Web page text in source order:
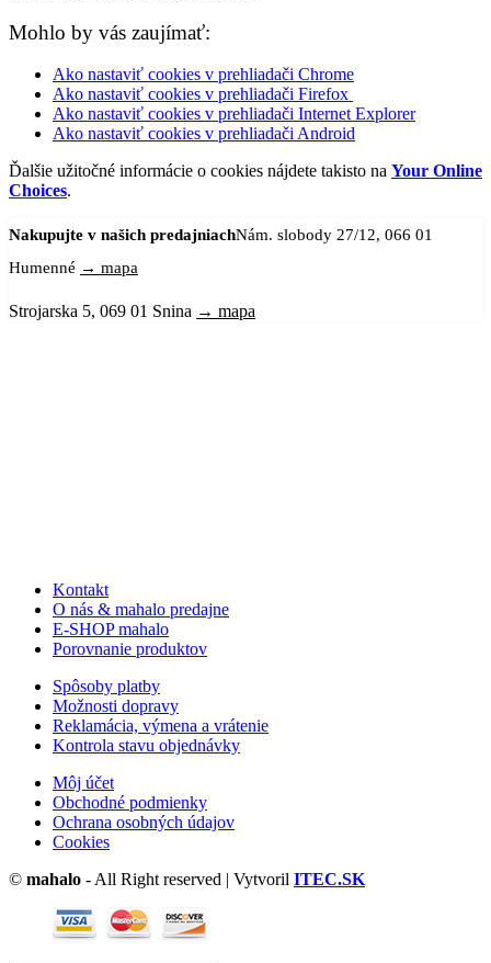
Mohlo by vás zaujímať:
Ako nastaviť cookies v prehliadači Chrome
Ako nastaviť cookies v prehliadači Firefox
Ako nastaviť cookies v prehliadači Internet Explorer
Ako nastaviť cookies v prehliadači Android
Ďalšie užitočné informácie o cookies nájdete takisto na Your Online
Choices.
Nakupujte v našich predajniachNám. slobody 27/12, 066 01
Humenné → mapa
Strojarska 5, 069 01 Snina → mapa
Kontakt
O nás & mahalo predajne
E-SHOP mahalo
Porovnanie produktov
Spôsoby platby
Možnosti dopravy
Reklamácia, výmena a vrátenie
Kontrola stavu objednávky
Môj účet
Obchodné podmienky
Ochrana osobných údajov
Cookies
© mahalo - All Right reserved | Vytvoril ITEC.SK